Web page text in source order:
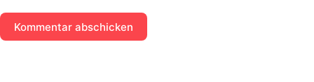
Kommentar abschicken